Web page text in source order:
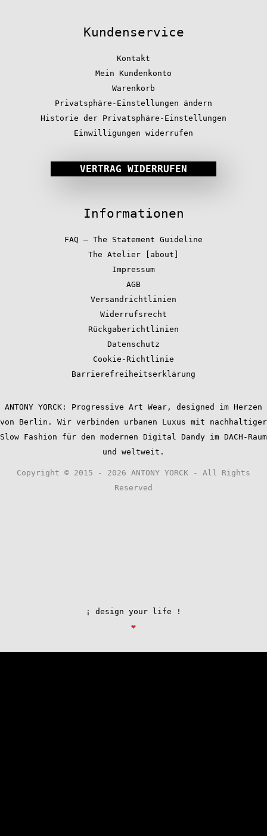
Kundenservice
Kontakt
Mein Kundenkonto
Warenkorb
Privatsphäre-Einstellungen ändern
Historie der Privatsphäre-Einstellungen
Einwilligungen widerrufen
VERTRAG WIDERRUFEN
Informationen
FAQ – The Statement Guideline
The Atelier [about]
Impressum
AGB
Versandrichtlinien
Widerrufsrecht
Rückgaberichtlinien
Datenschutz
Cookie-Richtlinie
Barrierefreiheitserklärung
ANTONY YORCK: Progressive Art Wear, designed im Herzen
von Berlin. Wir verbinden urbanen Luxus mit nachhaltiger
Slow Fashion für den modernen Digital Dandy im DACH-Raum
und weltweit.
Copyright © 2015 - 2026 ANTONY YORCK - All Rights
Reserved
¡ design your life !
❤︎